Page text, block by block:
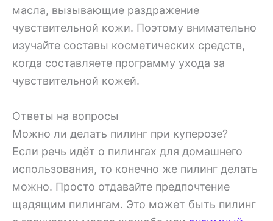
масла, вызывающие раздражение
чувствительной кожи. Поэтому внимательно
изучайте составы косметических средств,
когда составляете программу ухода за
чувствительной кожей.
Ответы на вопросы
Можно ли делать пилинг при куперозе?
Если речь идёт о пилингах для домашнего
использования, то конечно же пилинг делать
можно. Просто отдавайте предпочтение
щадящим пилингам. Это может быть пилинг